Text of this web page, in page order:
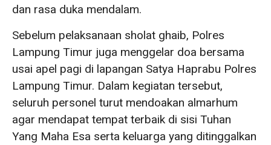
dan rasa duka mendalam.
Sebelum pelaksanaan sholat ghaib, Polres
Lampung Timur juga menggelar doa bersama
usai apel pagi di lapangan Satya Haprabu Polres
Lampung Timur. Dalam kegiatan tersebut,
seluruh personel turut mendoakan almarhum
agar mendapat tempat terbaik di sisi Tuhan
Yang Maha Esa serta keluarga yang ditinggalkan